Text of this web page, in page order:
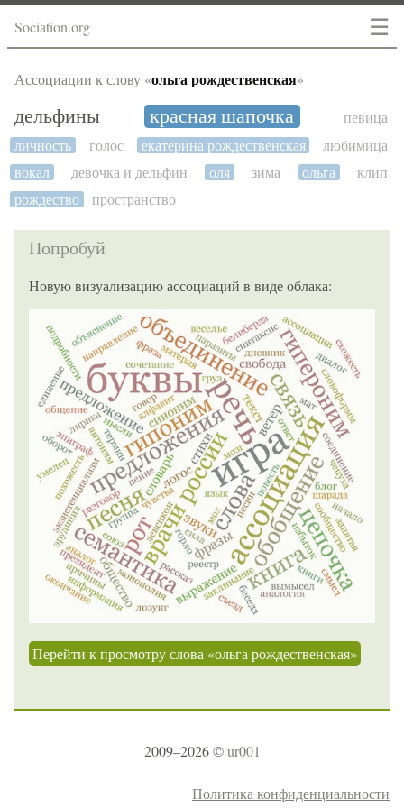
☰
Sociation.org
Ассоциации к слову «ольга рождественская»
дельфины красная шапочка
певица
личность
голос екатерина рождественская
любимица
вокал
девочка и дельфин оля зима ольга
клип
рождество
пространство
Попробуй
Новую визуализацию ассоциаций в виде облака:
Перейти к просмотру слова «ольга рождественская»
2009–2026 ©ur001
Политика конфиденциальности